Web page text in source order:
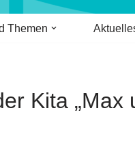
Themen
Kita „Max